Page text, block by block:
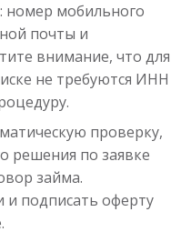
до 50 000₽
от 1до 21 дня
номер мобильного
почты и
внимание, что для
не требуются ИНН
проверку,
решения по заявке
займа.
и подписать оферту